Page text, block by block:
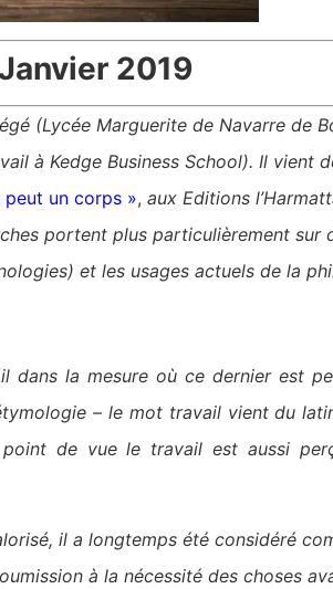
2019
(Lycée Marguerite de Navarre de
à Kedge Business School). Il vient
peut un corps », aux Editions
portent plus particulièrement sur
et les usages actuels de la
la mesure où ce dernier est
– le mot travail vient du
de vue le travail est aussi
il a longtemps été considéré
à la nécessité des choses